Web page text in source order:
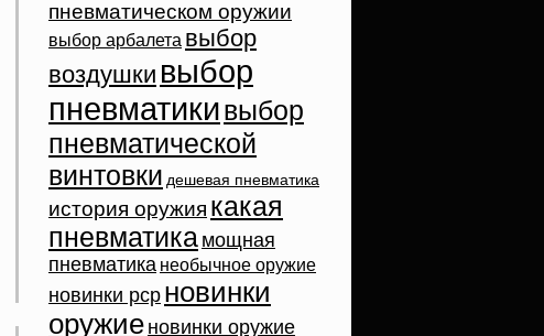
пневматическом оружии
выбор арбалета выбор
воздушки выбор
пневматикивыбор
пневматической
винтовки дешевая пневматика
история оружия какая
пневматика мощная
пневматика необычное оружие
новинки pcp новинки
оружие новинки оружие